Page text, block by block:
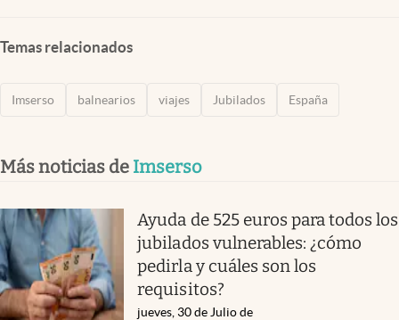
Temas relacionados
Imserso balnearios viajes Jubilados España
Más noticias de Imserso
Ayuda de 525 euros para todos los
jubilados vulnerables: ¿cómo
pedirla y cuáles son los
requisitos?
jueves, 30 de Julio de